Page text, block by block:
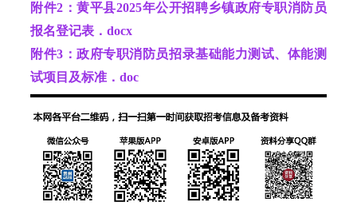
附件2：黄平县2025年公开招聘乡镇政府专职消防员
报名登记表．docx
附件3：政府专职消防员招录基础能力测试、体能测
试项目及标准．doc